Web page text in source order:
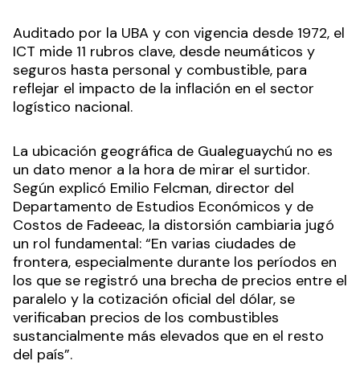
Auditado por la UBA y con vigencia desde 1972, el
ICT mide 11 rubros clave, desde neumáticos y
seguros hasta personal y combustible, para
reflejar el impacto de la inflación en el sector
logístico nacional.
La ubicación geográfica de Gualeguaychú no es
un dato menor a la hora de mirar el surtidor.
Según explicó Emilio Felcman, director del
Departamento de Estudios Económicos y de
Costos de Fadeeac, la distorsión cambiaria jugó
un rol fundamental: “En varias ciudades de
frontera, especialmente durante los períodos en
los que se registró una brecha de precios entre el
paralelo y la cotización oficial del dólar, se
verificaban precios de los combustibles
sustancialmente más elevados que en el resto
del país”.